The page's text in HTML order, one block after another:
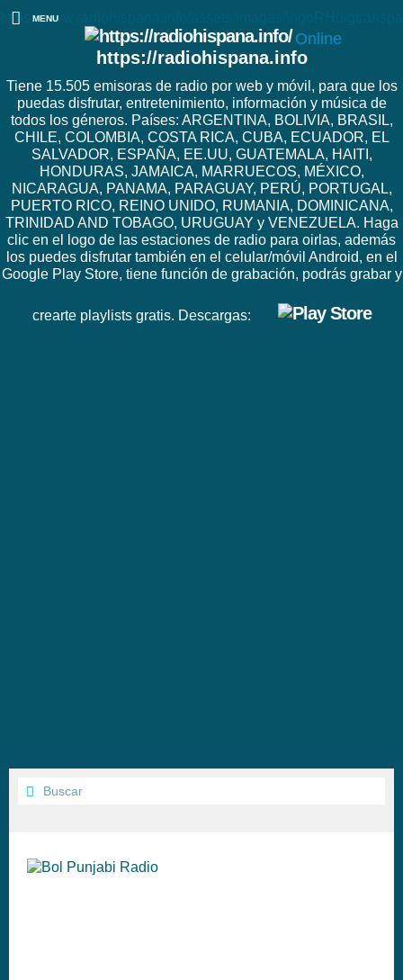
https://www.radiohispana.info/assets/images/
Online
https://radiohispana.info
Tiene 15.505 emisoras de radio por web y móvil, para que los
puedas disfrutar, entretenimiento, información y música de
todos los géneros. Países: ARGENTINA, BOLIVIA, BRASIL,
CHILE, COLOMBIA, COSTA RICA, CUBA, ECUADOR, EL
SALVADOR, ESPAÑA, EE.UU, GUATEMALA, HAITI,
HONDURAS, JAMAICA, MARRUECOS, MÉXICO,
NICARAGUA, PANAMA, PARAGUAY, PERÚ, PORTUGAL,
PUERTO RICO, REINO UNIDO, RUMANIA, DOMINICANA,
TRINIDAD AND TOBAGO, URUGUAY y VENEZUELA. Haga
clic en el logo de las estaciones de radio para oirlas, además
los puedes disfrutar también en el celular/móvil Android, en el
Google Play Store, tiene función de grabación, podrás grabar y
crearte playlists gratis. Descargas:
MENU